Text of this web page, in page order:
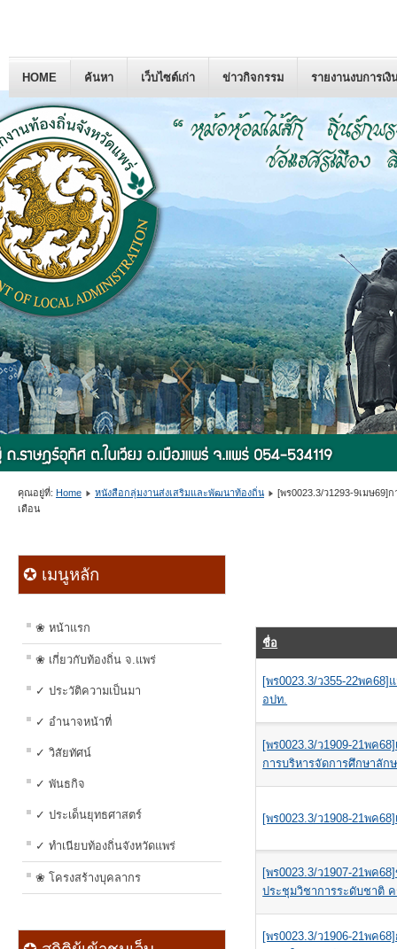
HOME ค้นหา เว็บไซต์เก่า ข่าวกิจกรรม รายงานงบการเงิ
คุณอยู่ที่: Home หนังสือกลุ่มงานส่งเสริมและพัฒนาท้องถิ่น
[พร0023.3/ว1293-9เมษ69]
เดือน
✪ เมนูหลัก
❀ หน้าแรก
❀ เกี่ยวกับท้องถิ่น จ.แพร่
✓ ประวัติความเป็นมา
✓ อำนาจหน้าที่
✓ วิสัยทัศน์
✓ พันธกิจ
✓ ประเด็นยุทธศาสตร์
✓ ทำเนียบท้องถิ่นจังหวัดแพร่
❀ โครงสร้างบุคลากร
ชื่อ
[พร0023.3/ว355-22พค
อปท.
[พร0023.3/ว1909-21พค
การบริหารจัดการศึกษาลัก
[พร0023.3/ว1908-21พค
[พร0023.3/ว1907-21พค
ประชุมวิชาการระดับชาติ
[พร0023.3/ว1906-21พค